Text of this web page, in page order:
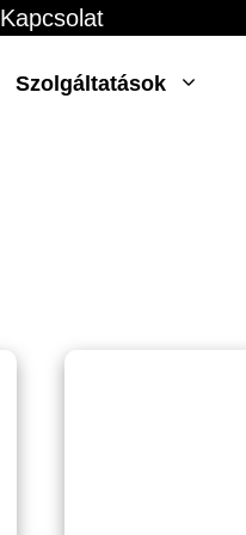
Kapcsolat
Szolgáltatások